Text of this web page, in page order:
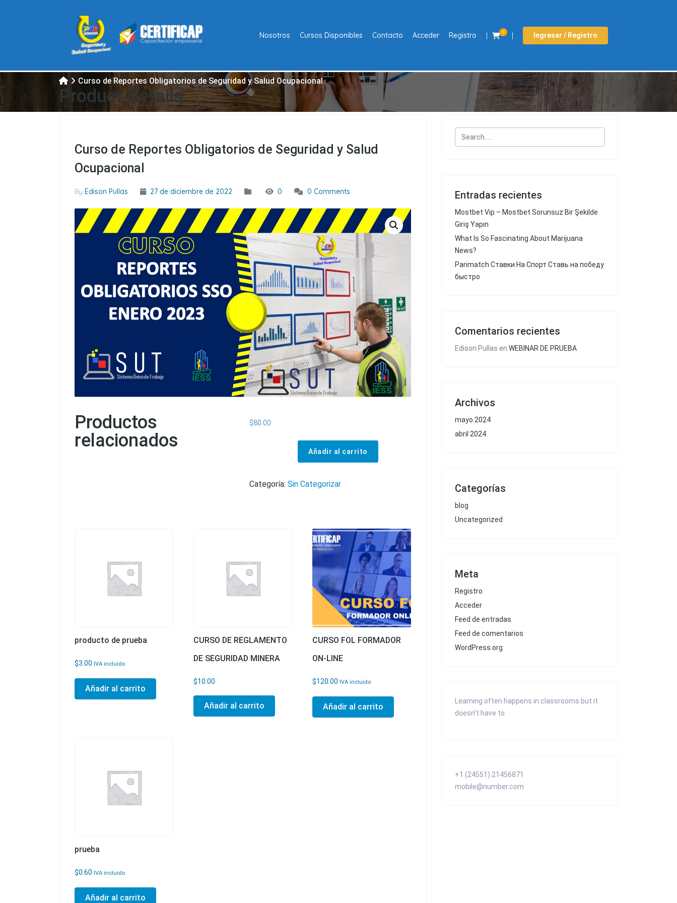
Nosotros Cursos Disponibles Contacto Acceder Registro 0 Ingresar / Registro
Curso de Reportes Obligatorios de Seguridad y Salud Ocupacional
Product Details
Curso de Reportes Obligatorios de Seguridad y Salud
Ocupacional
By Edison Pullas 27 de diciembre de 2022 0 0 Comments
$80.00
Añadir al carrito
Categoría:Sin Categorizar
Productos
relacionados
producto de prueba
$3.00 IVA incluido
Añadir al carrito
CURSO DE REGLAMENTO
DE SEGURIDAD MINERA
$10.00
Añadir al carrito
CURSO FOL FORMADOR
ON-LINE
$120.00 IVA incluido
Añadir al carrito
prueba
$0.60 IVA incluido
Añadir al carrito
Entradas recientes
Mostbet Vip – Mostbet Sorunsuz Bir Şekilde
Giriş Yapın
What Is So Fascinating About Marijuana
News?
Parimatch Ставки На Спорт Ставь на победу
быстро
Comentarios recientes
Edison Pullas en WEBINAR DE PRUEBA
Archivos
mayo 2024
abril 2024
Categorías
blog
Uncategorized
Meta
Registro
Acceder
Feed de entradas
Feed de comentarios
WordPress.org
Learning often happens in classrooms but it
doesn’t have to.
+1 (24551) 21456871
mobile@number.com